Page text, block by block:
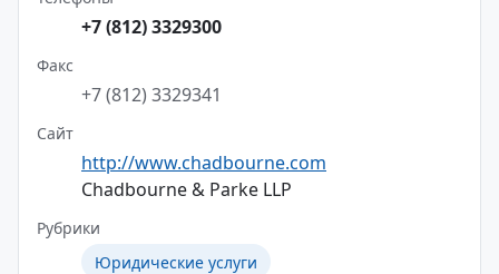
+7 (812) 3329300
Факс
+7 (812) 3329341
Сайт
http://www.chadbourne.com
Chadbourne & Parke LLP
Рубрики
Юридические услуги